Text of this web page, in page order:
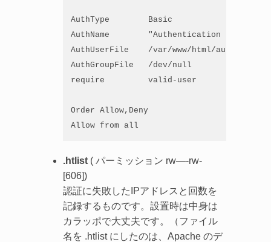
AuthType        Basic
AuthName        "Authentication required"
AuthUserFile    /var/www/html/auth/
AuthGroupFile   /dev/null
require         valid-user
Order Allow,Deny
Allow from all
.htlist ( パーミッション rw—-rw-
[606])
認証に失敗したIPアドレスと回数を
記録するものです。設置時は中身は
カラッポで大丈夫です。（ファイル
名を .htlist にしたのは、Apache のデ